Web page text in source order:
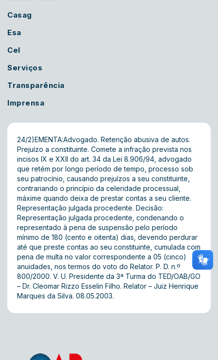
Casag
Esa
Cel
Serviços
Transparência
Imprensa
24/2)EMENTA:Advogado. Retenção abusiva de autos.
Prejuízo a constituinte. Comete a infração prevista nos
incisos IX e XXII do art. 34 da Lei 8.906/94, advogado
que retém por longo período de tempo, processo sob
seu patrocínio, causando prejuízos a seu constituinte,
contrariando o princípio da celeridade processual,
máxime quando deixa de prestar contas a seu cliente.
Representação julgada procedente. Decisão:
Representação julgada procedente, condenando o
representado à pena de suspensão pelo período
mínimo de 180 (cento e oitenta) dias, devendo perdurar
até que preste contas ao seu constituinte, cumulada com
pena de multa no valor correspondente a 05 (cinco)
anuidades, nos termos do voto do Relator. P. D. n.º
800/2000. V. U. Presidente da 3ª Turma do TED/OAB/GO
– Dr. Cleomar Rizzo Esselin Filho. Relator – Juiz Henrique
Marques da Silva. 08.05.2003.